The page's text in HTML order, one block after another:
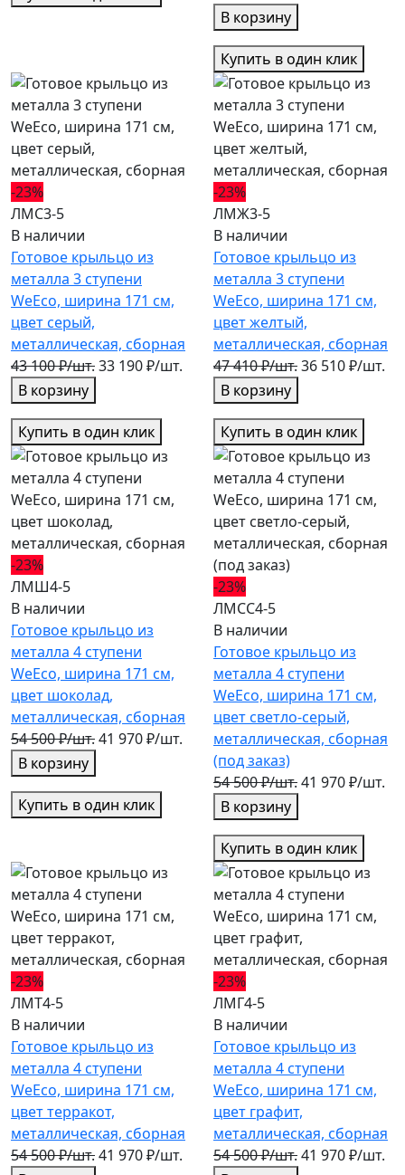
В корзину
Купить в один клик
-23%
ЛМС3-5
В наличии
Готовое крыльцо из
металла 3 ступени
WeEco, ширина 171 см,
цвет серый,
металлическая, cборная
43 100 ₽/шт.33 190 ₽/шт.
В корзину
Купить в один клик
-23%
ЛМЖ3-5
В наличии
Готовое крыльцо из
металла 3 ступени
WeEco, ширина 171 см,
цвет желтый,
металлическая, cборная
47 410 ₽/шт.36 510 ₽/шт.
В корзину
Купить в один клик
-23%
ЛМШ4-5
В наличии
Готовое крыльцо из
металла 4 ступени
WeEco, ширина 171 см,
цвет шоколад,
металлическая, cборная
54 500 ₽/шт.41 970 ₽/шт.
В корзину
Купить в один клик
-23%
ЛМСС4-5
В наличии
Готовое крыльцо из
металла 4 ступени
WeEco, ширина 171 см,
цвет светло-серый,
металлическая, cборная
(под заказ)
54 500 ₽/шт.41 970 ₽/шт.
В корзину
Купить в один клик
-23%
ЛМТ4-5
В наличии
Готовое крыльцо из
металла 4 ступени
WeEco, ширина 171 см,
цвет терракот,
металлическая, cборная
54 500 ₽/шт.41 970 ₽/шт.
-23%
ЛМГ4-5
В наличии
Готовое крыльцо из
металла 4 ступени
WeEco, ширина 171 см,
цвет графит,
металлическая, cборная
54 500 ₽/шт.41 970 ₽/шт.